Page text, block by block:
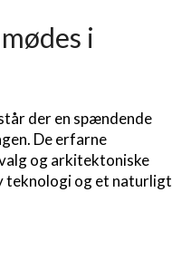
i
der en spændende
De erfarne
og arkitektoniske
teknologi og et naturligt